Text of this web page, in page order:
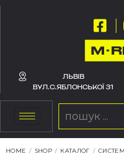
ЛЬВІВ
ВУЛ.С.ЯБЛОНСЬКОЇ 31
HOME / SHOP / КАТАЛОГ /